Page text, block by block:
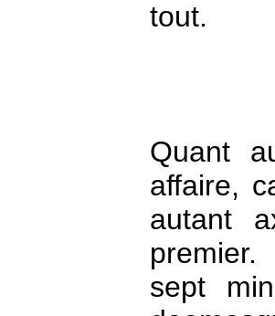
Quant
affaire,
autant
sept